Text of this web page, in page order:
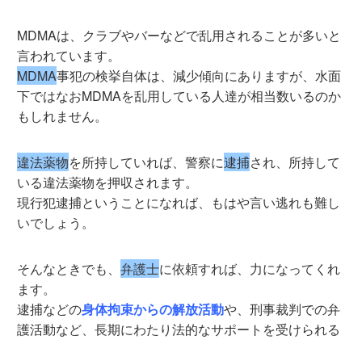
MDMAは、クラブやバーなどで乱用されることが多いと
言われています。
MDMA事犯の検挙自体は、減少傾向にありますが、水面
下ではなおMDMAを乱用している人達が相当数いるのか
もしれません。
違法薬物を所持していれば、警察に逮捕され、所持して
いる違法薬物を押収されます。
現行犯逮捕ということになれば、もはや言い逃れも難し
いでしょう。
そんなときでも、弁護士に依頼すれば、力になってくれ
ます。
逮捕などの身体拘束からの解放活動や、刑事裁判での弁
護活動など、長期にわたり法的なサポートを受けられる